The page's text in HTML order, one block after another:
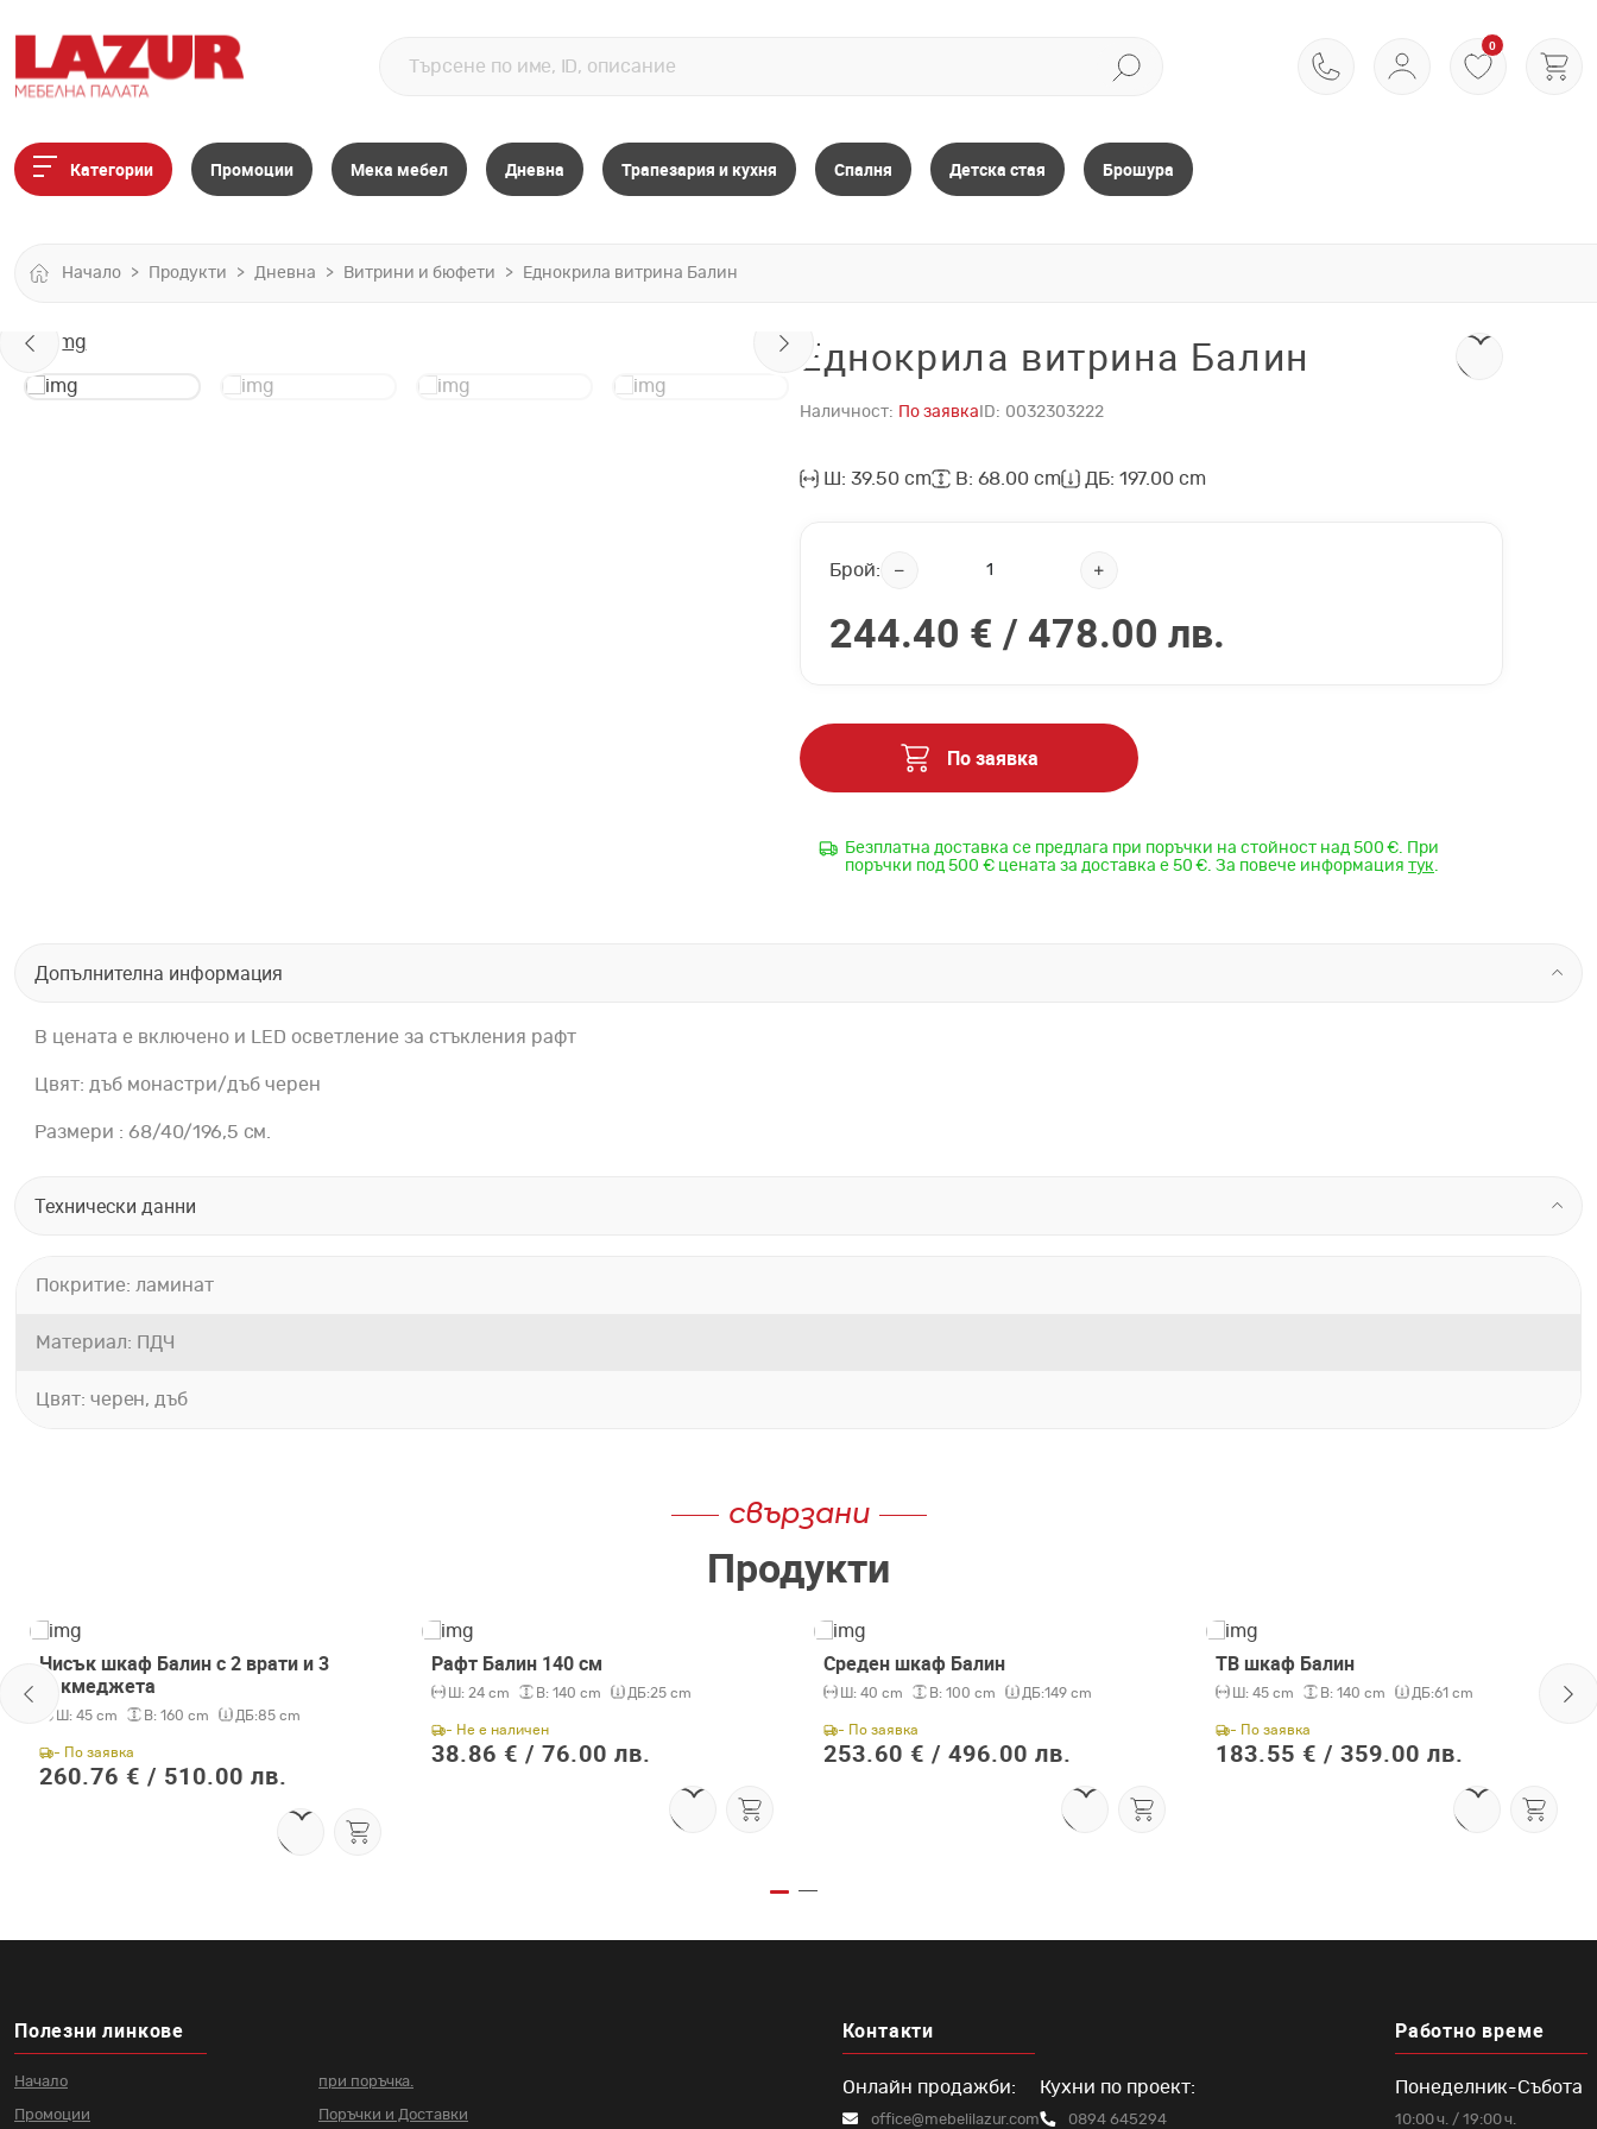
0
Категории Промоции Мека мебел Дневна Трапезария и кухня Спалня Детска стая Брошура
Начало Продукти Дневна Витрини и бюфети Еднокрила витрина Балин
Еднокрила витрина Балин
Наличност: По заявка ID: 0032303222
Ш: 39.50 cm В: 68.00 cm ДБ: 197.00 cm
Брой:
244.40 € / 478.00 лв.
По заявка
Безплатна доставка се предлага при поръчки на стойност над 500 €. При
поръчки под 500 € цената за доставка е 50 €. За повече информация тук.
Допълнителна информация
В цената е включено и LED осветление за стъкления рафт
Цвят: дъб монастри/дъб черен
Размери : 68/40/196,5 см.
Технически данни
Покритие: ламинат
Материал: ПДЧ
Цвят: черен, дъб
свързани
Продукти
Нисък шкаф Балин с 2 врати и 3
чекмеджета
Ш: 45 cm В: 160 cm ДБ:85 cm
- По заявка
260.76 € / 510.00 лв.
Рафт Балин 140 см
Ш: 24 cm В: 140 cm ДБ:25 cm
- Не е наличен
38.86 € / 76.00 лв.
Среден шкаф Балин
Ш: 40 cm В: 100 cm ДБ:149 cm
- По заявка
253.60 € / 496.00 лв.
ТВ шкаф Балин
Ш: 45 cm В: 140 cm ДБ:61 cm
- По заявка
183.55 € / 359.00 лв.
Полезни линкове
Начало
Промоции
при поръчка.
Поръчки и Доставки
Контакти
Онлайн продажби:
office@mebelilazur.com
Кухни по проект:
0894 645294
Работно време
Понеделник-Събота
10:00 ч. / 19:00 ч.